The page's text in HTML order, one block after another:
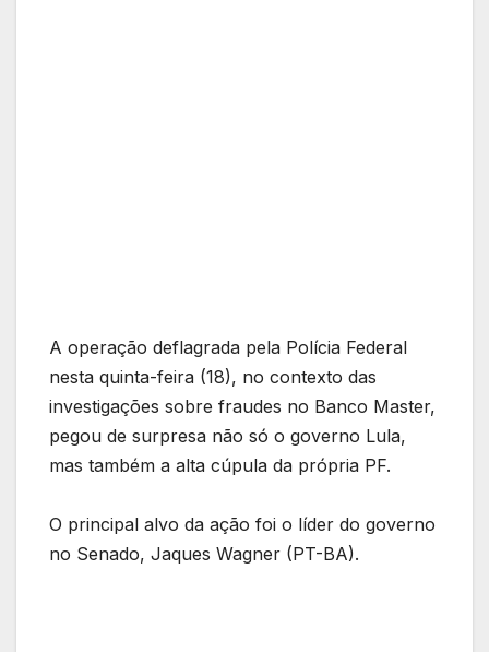
A operação deflagrada pela Polícia Federal
nesta quinta-feira (18), no contexto das
investigações sobre fraudes no Banco Master,
pegou de surpresa não só o governo Lula,
mas também a alta cúpula da própria PF.
O principal alvo da ação foi o líder do governo
no Senado, Jaques Wagner (PT-BA).